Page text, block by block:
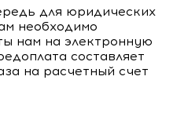
для юридических
необходимо
нам на электронную
составляет
на расчетный счет